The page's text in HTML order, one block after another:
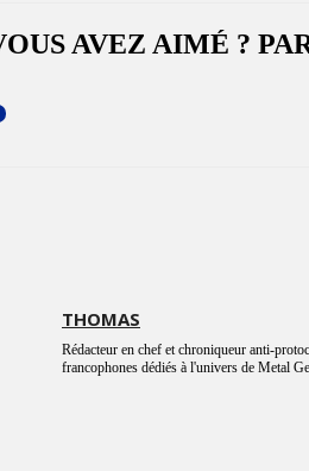
AVEZ AIMÉ ?
THOMAS
Rédacteur en chef et chroniqueur anti-
francophones dédiés à l'univers de Metal